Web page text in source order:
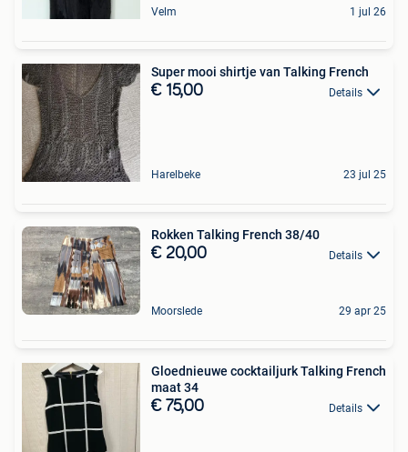
Velm 1 jul 26
Super mooi shirtje van Talking French
€ 15,00 Details
Harelbeke 23 jul 25
Rokken Talking French 38/40
€ 20,00 Details
Moorslede 29 apr 25
Gloednieuwe cocktailjurk Talking French
maat 34
€ 75,00 Details